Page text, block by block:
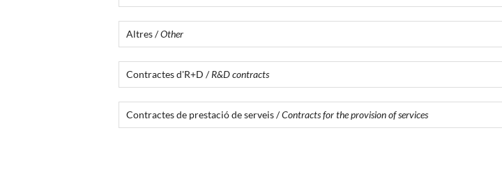
Altres /Other
Contractes d'R+D /R&D contracts
Contractes de prestació de serveis /Contracts for the provision of services